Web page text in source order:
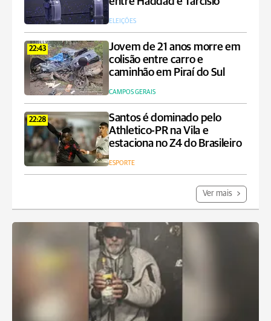
ELEIÇÕES
22:43
Jovem de 21 anos morre em
colisão entre carro e
caminhão em Piraí do Sul
CAMPOS GERAIS
22:28
Santos é dominado pelo
Athletico-PR na Vila e
estaciona no Z4 do Brasileiro
ESPORTE
Ver mais